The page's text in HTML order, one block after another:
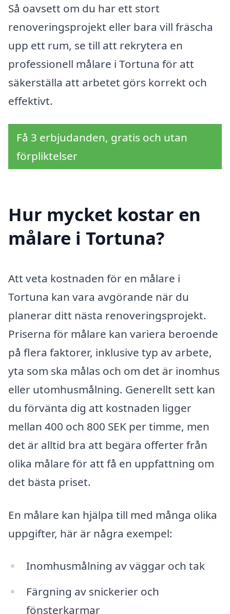
Så oavsett om du har ett stort
renoveringsprojekt eller bara vill fräscha
upp ett rum, se till att rekrytera en
professionell målare i Tortuna för att
säkerställa att arbetet görs korrekt och
effektivt.
Få 3 erbjudanden, gratis och utan
förpliktelser
Hur mycket kostar en
målare i Tortuna?
Att veta kostnaden för en målare i
Tortuna kan vara avgörande när du
planerar ditt nästa renoveringsprojekt.
Priserna för målare kan variera beroende
på flera faktorer, inklusive typ av arbete,
yta som ska målas och om det är inomhus
eller utomhusmålning. Generellt sett kan
du förvänta dig att kostnaden ligger
mellan 400 och 800 SEK per timme, men
det är alltid bra att begära offerter från
olika målare för att få en uppfattning om
det bästa priset.
En målare kan hjälpa till med många olika
uppgifter, här är några exempel:
Inomhusmålning av väggar och tak
Färgning av snickerier och
fönsterkarmar